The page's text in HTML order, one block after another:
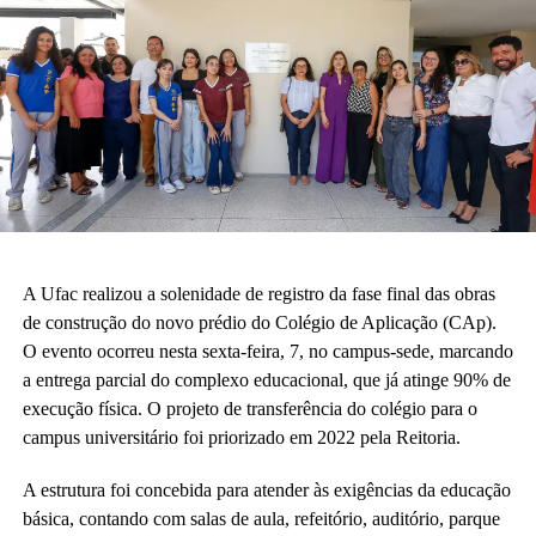
A Ufac realizou a solenidade de registro da fase final das obras
de construção do novo prédio do Colégio de Aplicação (CAp).
O evento ocorreu nesta sexta-feira, 7, no campus-sede, marcando
a entrega parcial do complexo educacional, que já atinge 90% de
execução física. O projeto de transferência do colégio para o
campus universitário foi priorizado em 2022 pela Reitoria.
A estrutura foi concebida para atender às exigências da educação
básica, contando com salas de aula, refeitório, auditório, parque